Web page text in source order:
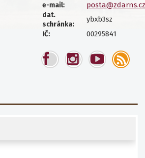
e-mail: posta@zdarns.cz
dat.
schránka:
ybxb3sz
IČ: 00295841